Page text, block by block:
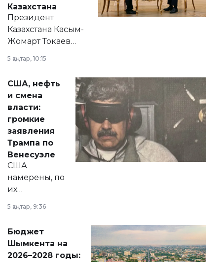
Казахстана
Президент
Казахстана Касым-
Жомарт Токаев
сразу несколько
актуальных тем —
от слухов о
политических
реформах до
вопросов армии,
экономики и
личного здоровья.
5 қаңтар, 10:15
США, нефть
и смена
власти:
громкие
заявления
Трампа по
Венесуэле
США
намерены, по
их
принести
народу
Венесуэлы.
5 қаңтар, 9:36
Бюджет
Шымкента на
2026–2028 годы: